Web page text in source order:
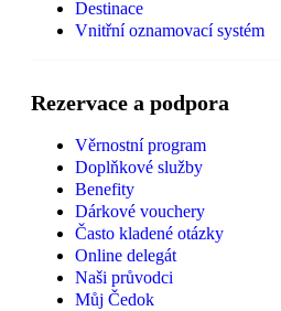
Destinace
Vnitřní oznamovací systém
Rezervace a podpora
Věrnostní program
Doplňkové služby
Benefity
Dárkové vouchery
Často kladené otázky
Online delegát
Naši průvodci
Můj Čedok